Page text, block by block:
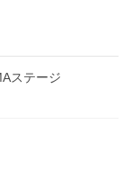
ステージ